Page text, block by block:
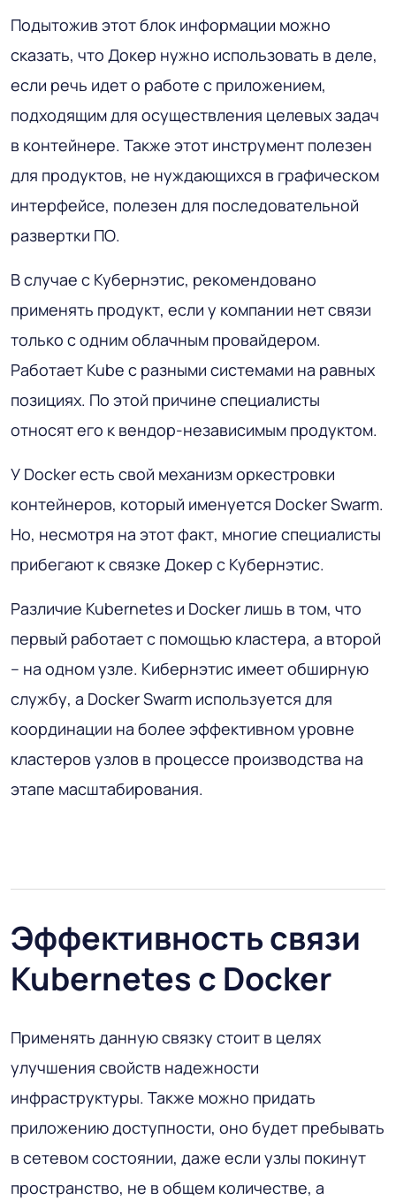
Подытожив этот блок информации можно
сказать, что Докер нужно использовать в деле,
если речь идет о работе с приложением,
подходящим для осуществления целевых задач
в контейнере. Также этот инструмент полезен
для продуктов, не нуждающихся в графическом
интерфейсе, полезен для последовательной
развертки ПО.
В случае с Кубернэтис, рекомендовано
применять продукт, если у компании нет связи
только с одним облачным провайдером.
Работает Kube с разными системами на равных
позициях. По этой причине специалисты
относят его к вендор-независимым продуктом.
У Docker есть свой механизм оркестровки
контейнеров, который именуется Docker Swarm.
Но, несмотря на этот факт, многие специалисты
прибегают к связке Докер с Кубернэтис.
Различие Kubernetes и Docker лишь в том, что
первый работает с помощью кластера, а второй
– на одном узле. Кибернэтис имеет обширную
службу, а Docker Swarm используется для
координации на более эффективном уровне
кластеров узлов в процессе производства на
этапе масштабирования.
Эффективность связи
Kubernetes с Docker
Применять данную связку стоит в целях
улучшения свойств надежности
инфраструктуры. Также можно придать
приложению доступности, оно будет пребывать
в сетевом состоянии, даже если узлы покинут
пространство, не в общем количестве, а